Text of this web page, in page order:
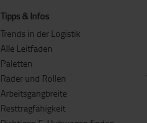
Tipps & Infos
Trends in der Logistik
Alle Leitfäden
Paletten
Räder und Rollen
Arbeitsgangbreite
Resttragfähigkeit